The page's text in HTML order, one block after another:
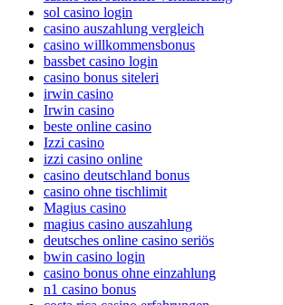
sol casino login
casino auszahlung vergleich
casino willkommensbonus
bassbet casino login
casino bonus siteleri
irwin casino
Irwin casino
beste online casino
Izzi casino
izzi casino online
casino deutschland bonus
casino ohne tischlimit
Magius casino
magius casino auszahlung
deutsches online casino seriös
bwin casino login
casino bonus ohne einzahlung
n1 casino bonus